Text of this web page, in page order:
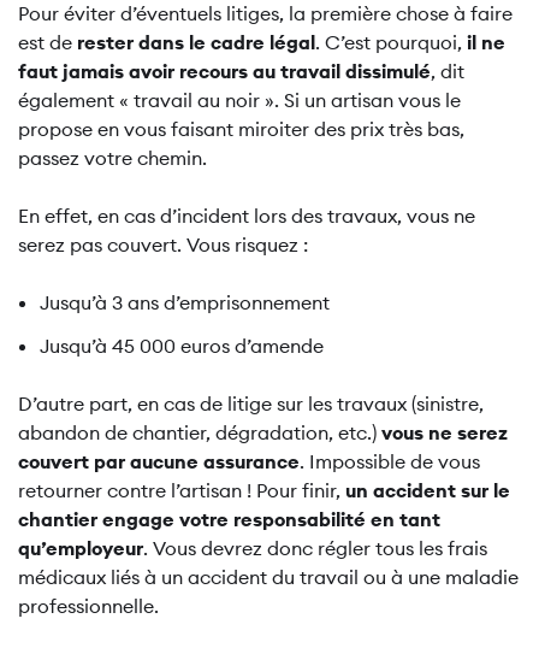
Pour éviter d’éventuels litiges, la première chose à faire
est de rester dans le cadre légal. C’est pourquoi, il ne
faut jamais avoir recours au travail dissimulé, dit
également « travail au noir ». Si un artisan vous le
propose en vous faisant miroiter des prix très bas,
passez votre chemin.
En effet, en cas d’incident lors des travaux, vous ne
serez pas couvert. Vous risquez :
Jusqu’à 3 ans d’emprisonnement
Jusqu’à 45 000 euros d’amende
D’autre part, en cas de litige sur les travaux (sinistre,
abandon de chantier, dégradation, etc.) vous ne serez
couvert par aucune assurance. Impossible de vous
retourner contre l’artisan ! Pour finir, un accident sur le
chantier engage votre responsabilité en tant
qu’employeur. Vous devrez donc régler tous les frais
médicaux liés à un accident du travail ou à une maladie
professionnelle.